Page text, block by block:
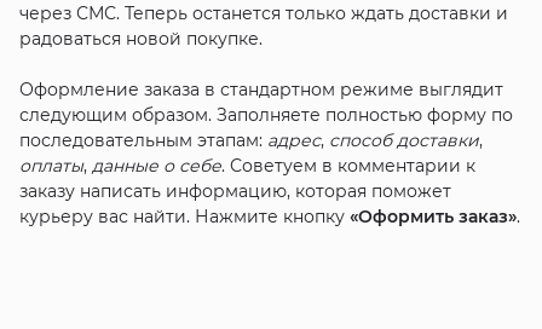
через СМС. Теперь останется только ждать доставки и
радоваться новой покупке.
Оформление заказа в стандартном режиме выглядит
следующим образом. Заполняете полностью форму по
последовательным этапам: адрес, способ доставки,
оплаты, данные о себе. Советуем в комментарии к
заказу написать информацию, которая поможет
курьеру вас найти. Нажмите кнопку «Оформить заказ».